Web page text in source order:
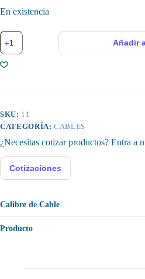
En existencia
Cable
Eléctrico,
UL2468,
16
Añadir
SKU: 11
CATEGORÍA:CABLES
¿Necesitas cotizar productos? Entra a
Cotizaciones
Calibre de Cable
Producto